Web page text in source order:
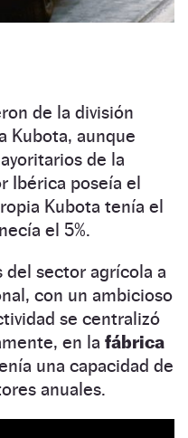
de la división
Kubota, aunque
de la
Ibérica poseía el
Kubota tenía el
el 5%.
del sector agrícola a
con un ambicioso
se centralizó
en la fábrica
una capacidad de
anuales.